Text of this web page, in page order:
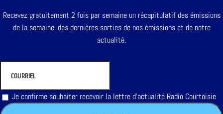
Recevez gratuitement 2 fois par semaine un récapitulatif des émissions
de la semaine, des dernières sorties de nos émissions et de notre
actualité.
Je confirme souhaiter recevoir la lettre d'actualité Radio Courtoisie